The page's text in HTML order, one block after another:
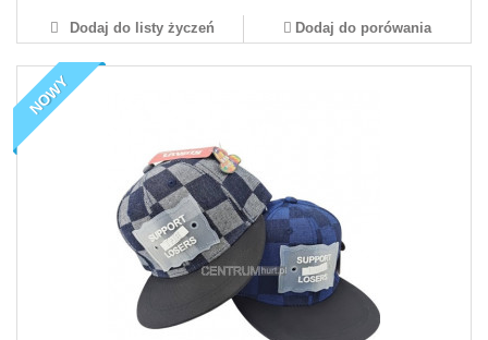
Dodaj do listy życzeń Dodaj do porówania
NOWY